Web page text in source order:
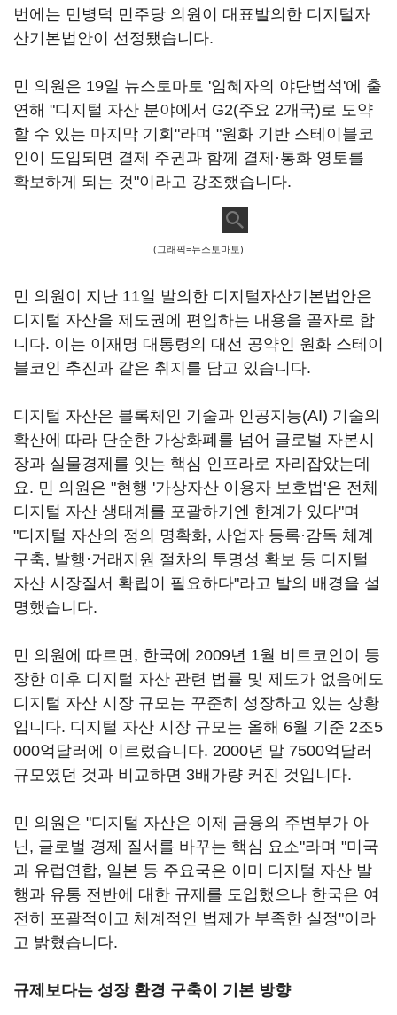
번에는 민병덕 민주당 의원이 대표발의한 디지털자
산기본법안이 선정됐습니다.
민 의원은 19일 뉴스토마토 '임혜자의 야단법석'에 출
연해 "디지털 자산 분야에서 G2(주요 2개국)로 도약
할 수 있는 마지막 기회"라며 "원화 기반 스테이블코
인이 도입되면 결제 주권과 함께 결제·통화 영토를
확보하게 되는 것"이라고 강조했습니다.
(그래픽=뉴스토마토)
민 의원이 지난 11일 발의한 디지털자산기본법안은
디지털 자산을 제도권에 편입하는 내용을 골자로 합
니다. 이는 이재명 대통령의 대선 공약인 원화 스테이
블코인 추진과 같은 취지를 담고 있습니다.
디지털 자산은 블록체인 기술과 인공지능(AI) 기술의
확산에 따라 단순한 가상화폐를 넘어 글로벌 자본시
장과 실물경제를 잇는 핵심 인프라로 자리잡았는데
요. 민 의원은 "현행 '가상자산 이용자 보호법'은 전체
디지털 자산 생태계를 포괄하기엔 한계가 있다"며
"디지털 자산의 정의 명확화, 사업자 등록·감독 체계
구축, 발행·거래지원 절차의 투명성 확보 등 디지털
자산 시장질서 확립이 필요하다"라고 발의 배경을 설
명했습니다.
민 의원에 따르면, 한국에 2009년 1월 비트코인이 등
장한 이후 디지털 자산 관련 법률 및 제도가 없음에도
디지털 자산 시장 규모는 꾸준히 성장하고 있는 상황
입니다. 디지털 자산 시장 규모는 올해 6월 기준 2조5
000억달러에 이르렀습니다. 2000년 말 7500억달러
규모였던 것과 비교하면 3배가량 커진 것입니다.
민 의원은 "디지털 자산은 이제 금융의 주변부가 아
닌, 글로벌 경제 질서를 바꾸는 핵심 요소"라며 "미국
과 유럽연합, 일본 등 주요국은 이미 디지털 자산 발
행과 유통 전반에 대한 규제를 도입했으나 한국은 여
전히 포괄적이고 체계적인 법제가 부족한 실정"이라
고 밝혔습니다.
규제보다는 성장 환경 구축이 기본 방향